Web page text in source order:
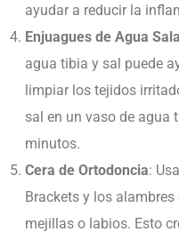
ayudar a reducir la
Enjuagues de Agua
agua tibia y sal puede
limpiar los tejidos
sal en un vaso de agua
minutos.
Cera de Ortodoncia:
Brackets y los
mejillas o labios. Esto